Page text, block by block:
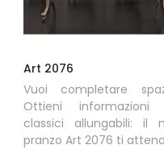
Art 2076
Vuoi completare
Ottieni
classici allungabili: il
pranzo Art 2076 ti